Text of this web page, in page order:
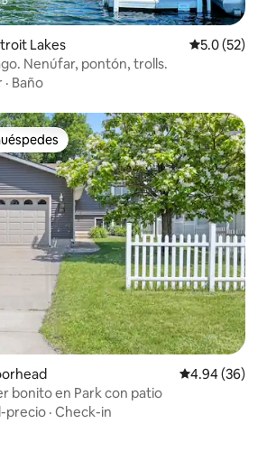
Lakes Calificación
5.0 (52)
Nenúfar, pontón, trolls.
· Baño
preferido
Calificación
4.94 (36)
bonito en Park con patio
precio · Check-in